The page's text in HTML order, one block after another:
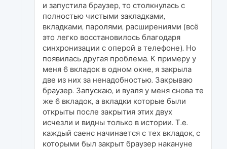
и запустила браузер, то столкнулась с
полностью чистыми закладками,
вкладками, паролями, расширениями (всё
это легко восстановилось благодаря
синхронизации с оперой в телефоне). Но
появилась другая проблема. К примеру у
меня 6 вкладок в одном окне, я закрыла
две из них за ненадобностью. Закрываю
браузер. Запускаю, и вуаля у меня снова те
же 6 вкладок, а вкладки которые были
открыты после закрытия этих двух
исчезли и видны только в истории. Т.е.
каждый саенс начинается с тех вкладок, с
которыми был закрыт браузер накануне